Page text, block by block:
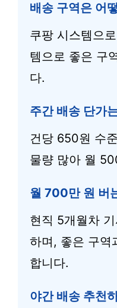
배송 구역은 어
쿠팡 시스템으
템으로 좋은 구
다.
주간 배송 단가
건당 650원 수
물량 많아 월
월 700만 원 버
현직 5개월차
하며, 좋은 구역
합니다.
야간 배송 추천